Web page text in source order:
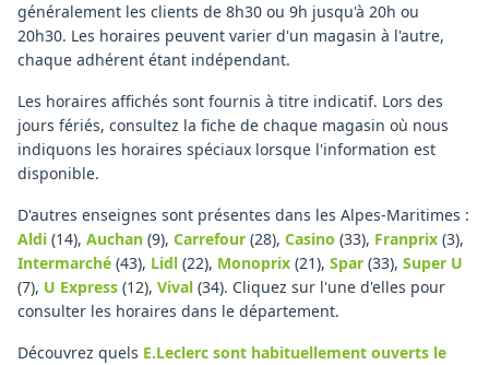
généralement les clients de 8h30 ou 9h jusqu'à 20h ou
20h30. Les horaires peuvent varier d'un magasin à l'autre,
chaque adhérent étant indépendant.
Les horaires affichés sont fournis à titre indicatif. Lors des
jours fériés, consultez la fiche de chaque magasin où nous
indiquons les horaires spéciaux lorsque l'information est
disponible.
D'autres enseignes sont présentes dans les Alpes-Maritimes :
Aldi (14), Auchan (9), Carrefour (28), Casino (33), Franprix (3),
Intermarché (43), Lidl (22), Monoprix (21), Spar (33), Super U
(7), U Express (12), Vival (34). Cliquez sur l'une d'elles pour
consulter les horaires dans le département.
Découvrez quels E.Leclerc sont habituellement ouverts le